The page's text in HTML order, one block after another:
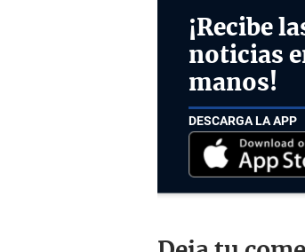
¡Recibe
noticias
manos!
DESCARGA LA APP